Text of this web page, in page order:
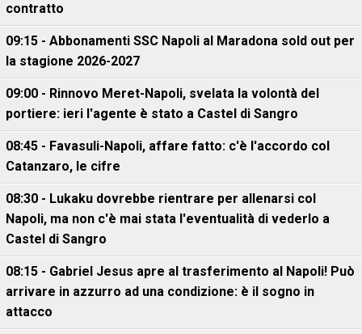
contratto
09:15 - Abbonamenti SSC Napoli al Maradona sold out per
la stagione 2026-2027
09:00 - Rinnovo Meret-Napoli, svelata la volontà del
portiere: ieri l'agente è stato a Castel di Sangro
08:45 - Favasuli-Napoli, affare fatto: c'è l'accordo col
Catanzaro, le cifre
08:30 - Lukaku dovrebbe rientrare per allenarsi col
Napoli, ma non c'è mai stata l'eventualità di vederlo a
Castel di Sangro
08:15 - Gabriel Jesus apre al trasferimento al Napoli! Può
arrivare in azzurro ad una condizione: è il sogno in
attacco